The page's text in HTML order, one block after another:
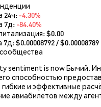
24ч: -4.30%
7д: -84.40%
$0.00
7д: $0.00008792/ $0.00008789
sentiment is now Бычий.
способностью
и эффективные
авиабилетов между